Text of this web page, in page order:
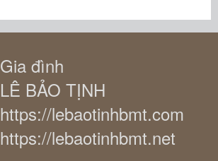
Gia đình
LÊ BẢO TỊNH
https://lebaotinhbmt.com
https://lebaotinhbmt.net